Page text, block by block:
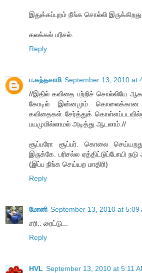
இதுக்கப்புறம் நீங்க சொல்லி
கலக்கல் பரிசல்.
Reply
ப.கந்தசாமி September 13, 2010 at
//இதில் கவிதை பற்றிச் சொல்லியே
கோடில் இன்னமும் கொலைக்கான
கவிதைகள் சேர்த்துக்
பயமுமில்லாமல் அடித்து ஆடலாம்.//
சூப்பரோ சூப்பர். கொலை
இருக்கே. பரிசல்ல ஏத்திட்டுப்போயி நடு
(இப்ப நீங்க செய்யற மாதிரி)
Reply
மோனி September 13, 2010 at 5:09
சரி.. ரைட்டு...
Reply
HVL September 13, 2010 at 5:11